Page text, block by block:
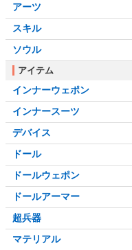
アーツ
スキル
ソウル
アイテム
インナーウェポン
インナースーツ
デバイス
ドール
ドールウェポン
ドールアーマー
超兵器
マテリアル